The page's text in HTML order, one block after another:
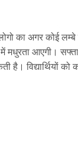
का अगर कोई
में मधुरता आएगी।
है। विद्यार्थियों